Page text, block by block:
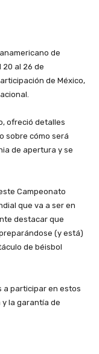
de
20 al 26 de
de México,
ofreció detalles
sobre cómo será
de apertura y se
Campeonato
que va a ser en
destacar que
(y está)
de béisbol
a participar en estos
la garantía de